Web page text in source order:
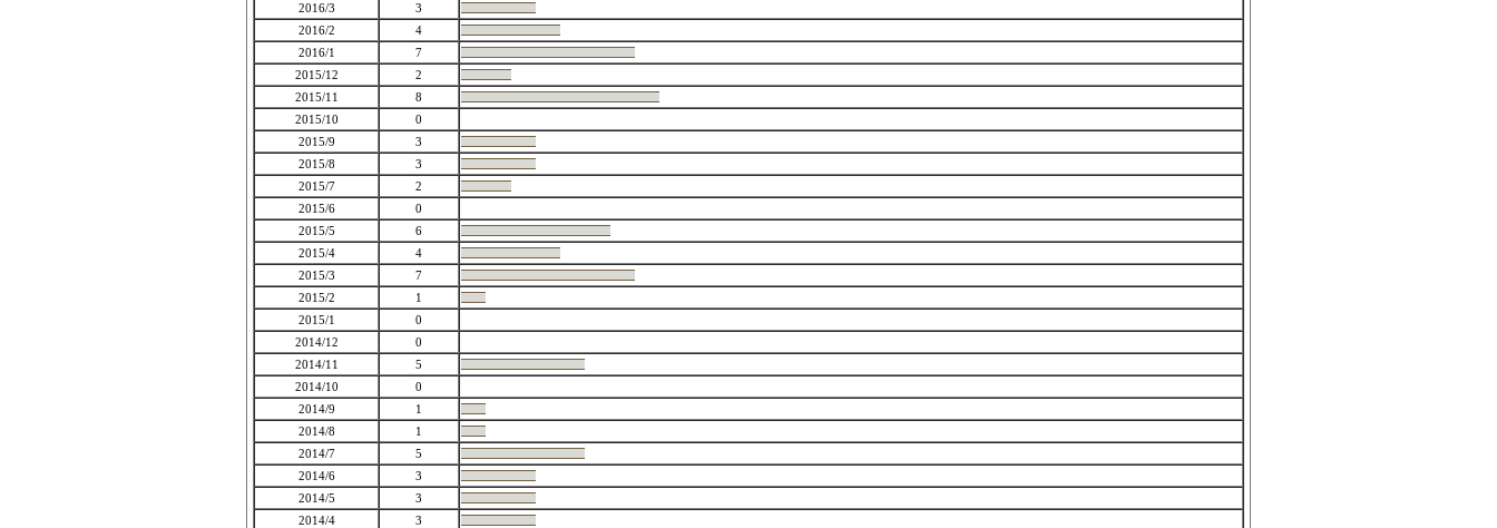
2016/3
3
2016/2
4
2016/1
7
2015/12
2
2015/11
8
2015/10
0
2015/9
3
2015/8
3
2015/7
2
2015/6
0
2015/5
6
2015/4
4
2015/3
7
2015/2
1
2015/1
0
2014/12
0
2014/11
5
2014/10
0
2014/9
1
2014/8
1
2014/7
5
2014/6
3
2014/5
3
2014/4
3